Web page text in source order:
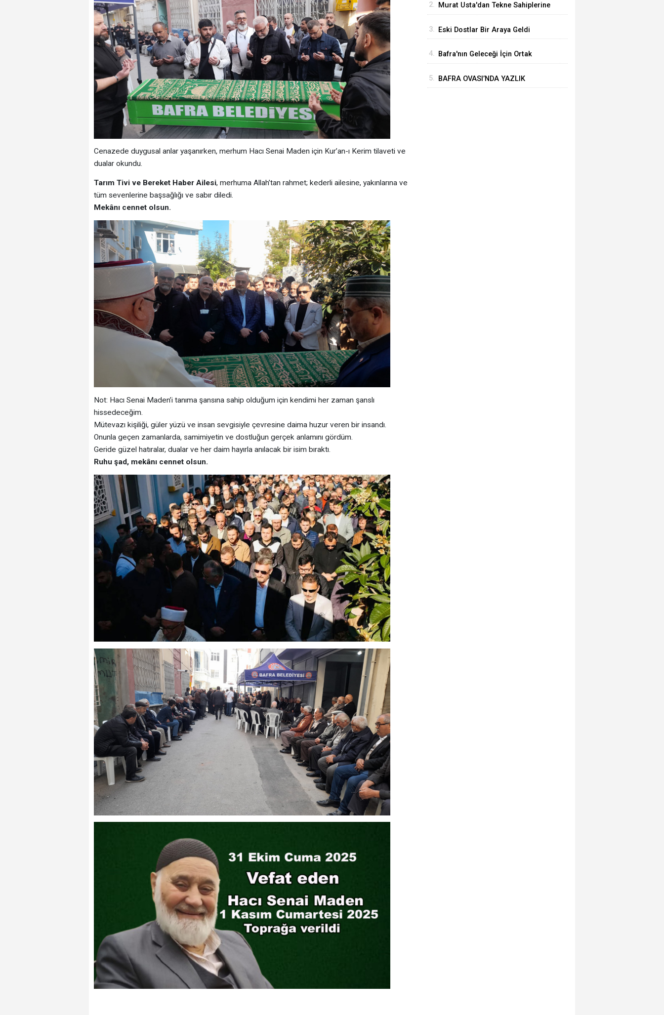
Cenazede duygusal anlar yaşanırken, merhum Hacı Senai Maden için Kur’an-ı Kerim tilaveti ve
dualar okundu.
Tarım Tivi ve Bereket Haber Ailesi, merhuma Allah’tan rahmet; kederli ailesine, yakınlarına ve
tüm sevenlerine başsağlığı ve sabır diledi.
Mekânı cennet olsun.
Not: Hacı Senai Maden’i tanıma şansına sahip olduğum için kendimi her zaman şanslı
hissedeceğim.
Mütevazı kişiliği, güler yüzü ve insan sevgisiyle çevresine daima huzur veren bir insandı.
Onunla geçen zamanlarda, samimiyetin ve dostluğun gerçek anlamını gördüm.
Geride güzel hatıralar, dualar ve her daim hayırla anılacak bir isim bıraktı.
Ruhu şad, mekânı cennet olsun.
2. Murat Usta'dan Tekne Sahiplerine
3. Eski Dostlar Bir Araya Geldi
4. Bafra'nın Geleceği İçin Ortak
Olsun Ziyareti
5. BAFRA OVASI’NDA YAZLIK